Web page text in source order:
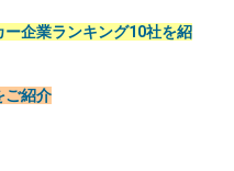
企業ランキング10社を紹
ご紹介